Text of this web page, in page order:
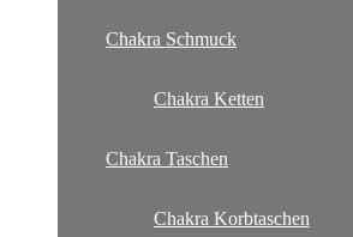
Chakra Schmuck
Chakra Ketten
Chakra Taschen
Chakra Korbtaschen